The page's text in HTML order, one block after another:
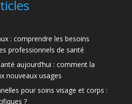
: comprendre les besoins
professionnels de santé
aujourd’hui : comment la
nouveaux usages
pour soins visage et corps :
?